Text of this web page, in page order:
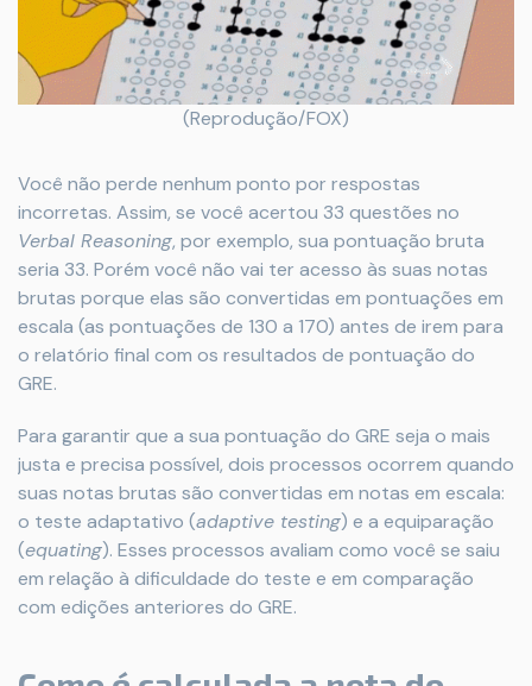
(Reprodução/FOX)
Você não perde nenhum ponto por respostas
incorretas. Assim, se você acertou 33 questões no
Verbal Reasoning, por exemplo, sua pontuação bruta
seria 33. Porém você não vai ter acesso às suas notas
brutas porque elas são convertidas em pontuações em
escala (as pontuações de 130 a 170) antes de irem para
o relatório final com os resultados de pontuação do
GRE.
Para garantir que a sua pontuação do GRE seja o mais
justa e precisa possível, dois processos ocorrem quando
suas notas brutas são convertidas em notas em escala:
o teste adaptativo (adaptive testing) e a equiparação
(equating). Esses processos avaliam como você se saiu
em relação à dificuldade do teste e em comparação
com edições anteriores do GRE.